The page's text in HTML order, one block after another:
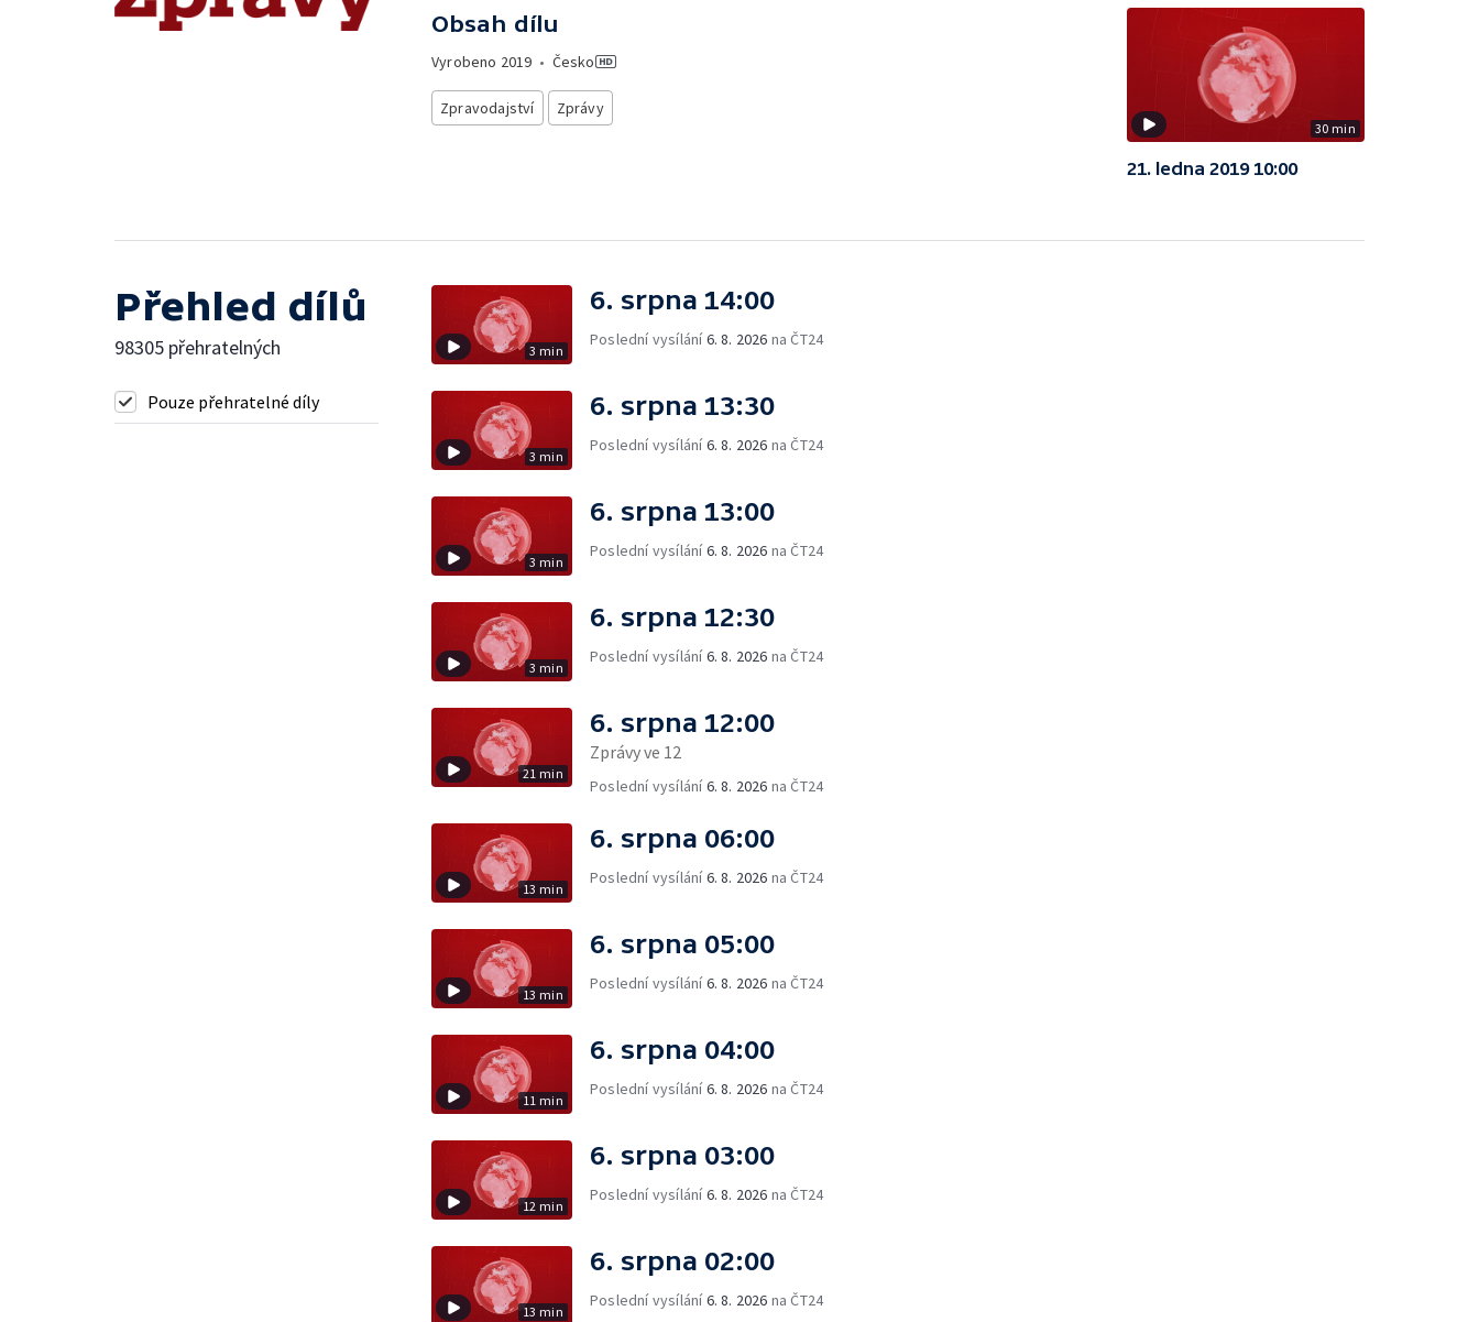
Obsah dílu
Vyrobeno 2019 • Česko
Zpravodajství Zprávy
30 min
21. ledna 2019 10:00
Přehled dílů
98305 přehratelných
Pouze přehratelné díly
3 min
6. srpna 14:00
Poslední vysílání6. 8. 2026 na ČT24
3 min
6. srpna 13:30
Poslední vysílání6. 8. 2026 na ČT24
3 min
6. srpna 13:00
Poslední vysílání6. 8. 2026 na ČT24
3 min
6. srpna 12:30
Poslední vysílání6. 8. 2026 na ČT24
21 min
6. srpna 12:00
Zprávy ve 12
Poslední vysílání6. 8. 2026 na ČT24
13 min
6. srpna 06:00
Poslední vysílání6. 8. 2026 na ČT24
13 min
6. srpna 05:00
Poslední vysílání6. 8. 2026 na ČT24
11 min
6. srpna 04:00
Poslední vysílání6. 8. 2026 na ČT24
12 min
6. srpna 03:00
Poslední vysílání6. 8. 2026 na ČT24
13 min
6. srpna 02:00
Poslední vysílání6. 8. 2026 na ČT24